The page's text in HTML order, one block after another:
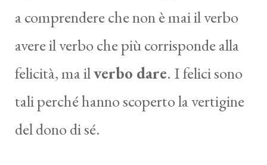
a comprendere che non è mai il verbo
avere il verbo che più corrisponde alla
felicità, ma ilverbo dare. I felici sono
tali perché hanno scoperto la vertigine
del dono di sé.